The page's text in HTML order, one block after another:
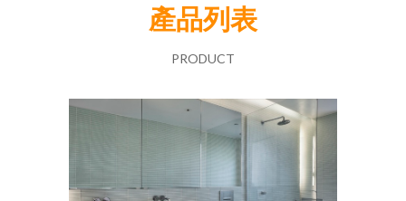
產品列表
PRODUCT